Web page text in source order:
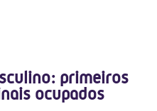
primeiros
ocupados